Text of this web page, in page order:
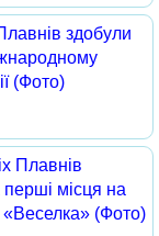
здобули
(Фото)
Плавнів
перші місця на
«Веселка» (Фото)